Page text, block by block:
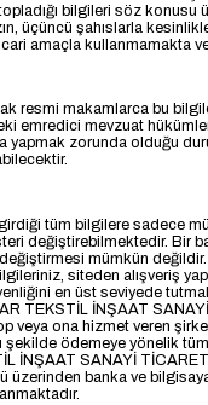
bilgileri söz konusu
üçüncü şahıslarla
amaçla kullanmamakta
resmi makamlarca bu
emredici mevzuat
yapmak zorunda olduğu
tüm bilgilere sadece
değiştirebilmektedir. Bir
değiştirmesi mümkün
siteden alışveriş
en üst seviyede
TEKSTİL İNŞAAT
veya ona hizmet veren
şekilde ödemeye yönelik
İNŞAAT SANAYİ
üzerinden banka ve